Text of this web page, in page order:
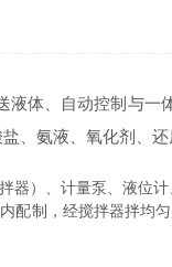
、自动控制与一体
、氨液、氧化剂、
）、计量泵、液位计
制，经搅拌器拌均匀